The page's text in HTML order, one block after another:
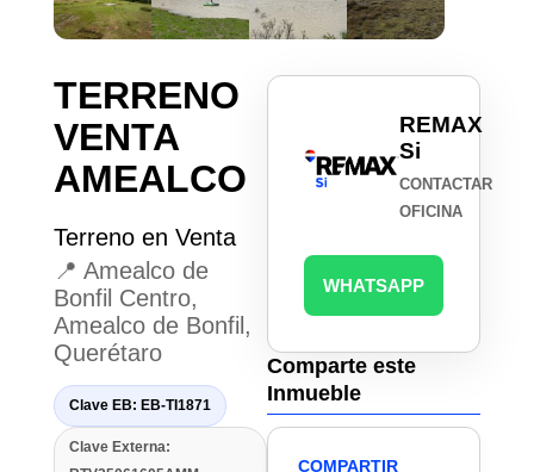
TERRENO
VENTA
AMEALCO
Terreno en Venta
📍 Amealco de
Bonfil Centro,
Amealco de Bonfil,
Querétaro
Clave EB: EB-TI1871
Clave Externa:
REMAX
Si
CONTACTAR
OFICINA
WHATSAPP
Comparte este
Inmueble
COMPARTIR